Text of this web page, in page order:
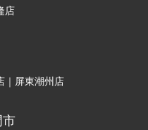
店
｜屏東潮州店
市